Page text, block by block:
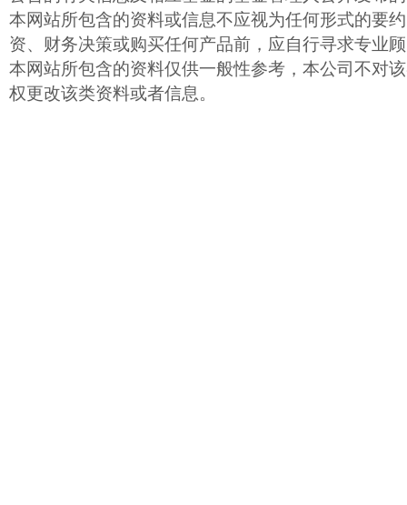
本网站所包含的资料或信息不应视为任何形式的要
资、财务决策或购买任何产品前，应自行寻求专业
本网站所包含的资料仅供一般性参考，本公司不对
权更改该类资料或者信息。